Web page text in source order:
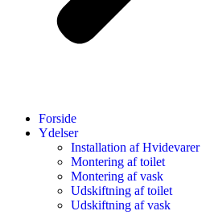
Forside
Ydelser
Installation af Hvidevarer​
Montering af toilet
Montering af vask
Udskiftning af toilet
Udskiftning af vask